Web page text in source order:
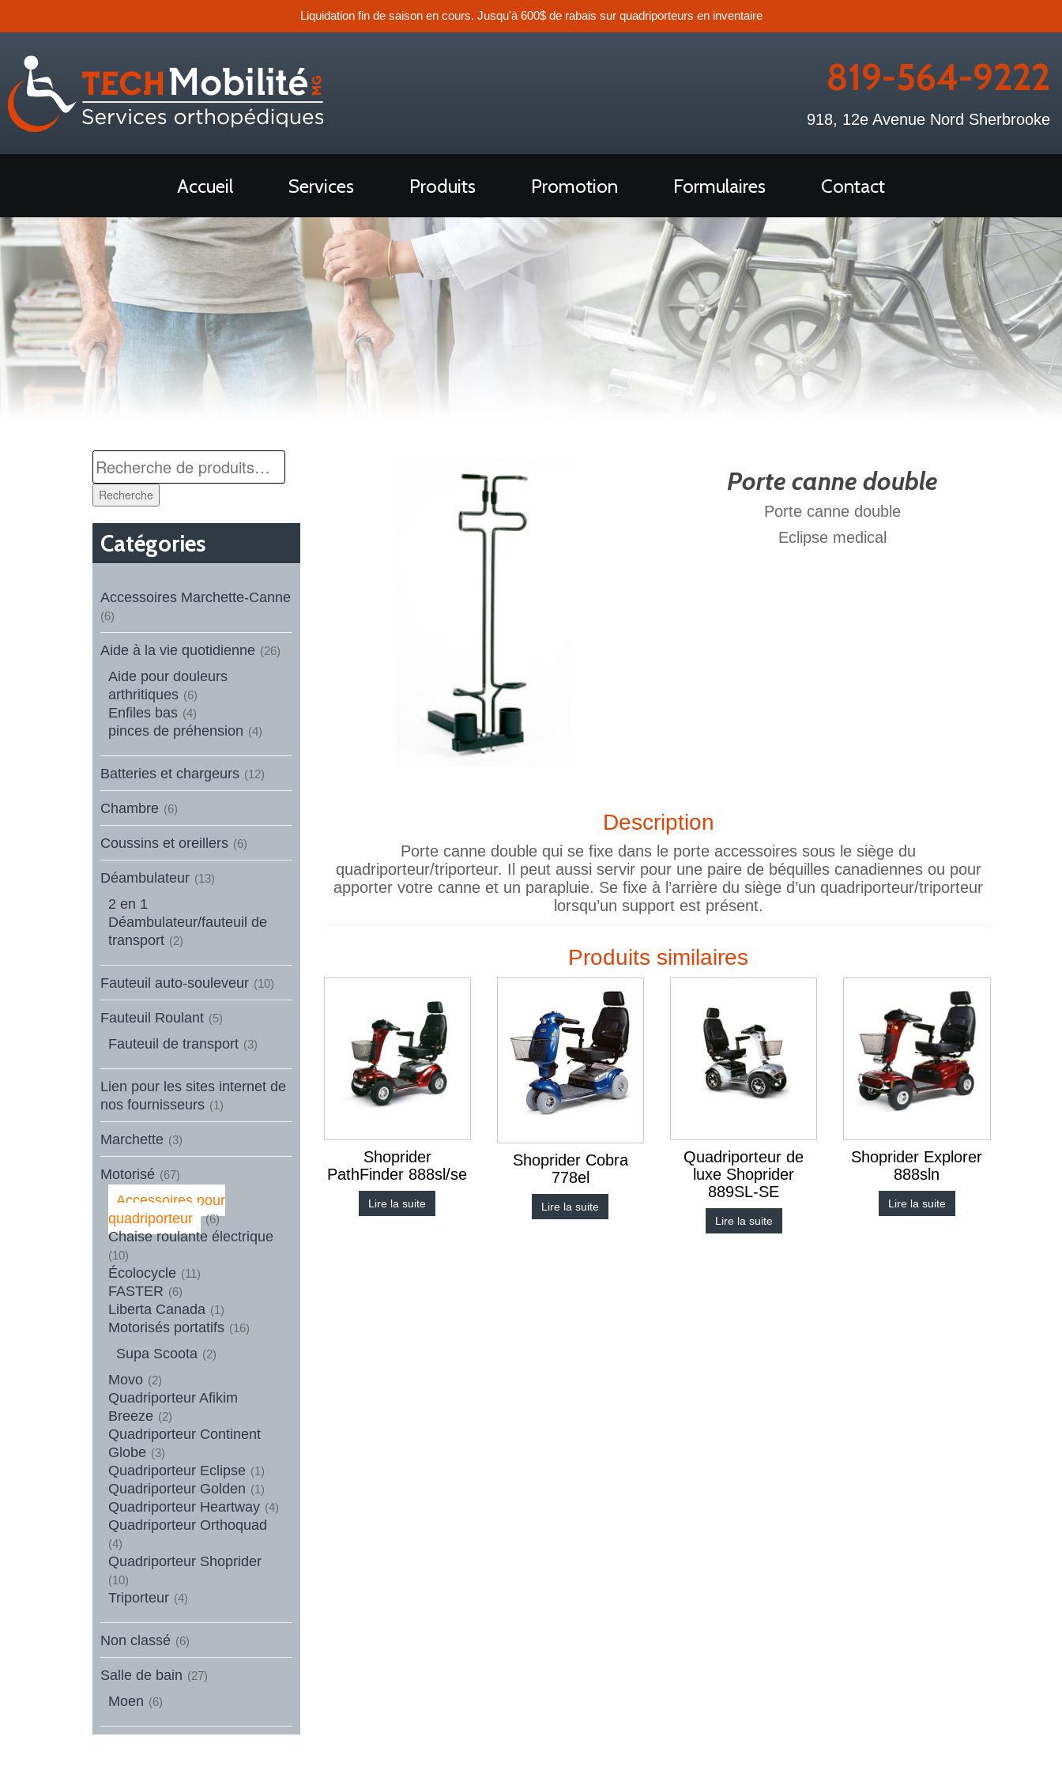
Liquidation fin de saison en cours. Jusqu'à 600$ de rabais sur quadriporteurs en inventaire
819-564-9222
918, 12e Avenue Nord Sherbrooke
Accueil Services Produits Promotion Formulaires Contact
Recherche
Catégories
Accessoires Marchette-Canne
(6)
Aide à la vie quotidienne (26)
Aide pour douleurs
arthritiques (6)
Enfiles bas (4)
pinces de préhension (4)
Batteries et chargeurs (12)
Chambre (6)
Coussins et oreillers (6)
Déambulateur (13)
2 en 1
Déambulateur/fauteuil de
transport (2)
Fauteuil auto-souleveur (10)
Fauteuil Roulant (5)
Fauteuil de transport (3)
Lien pour les sites internet de
nos fournisseurs (1)
Marchette (3)
Motorisé (67)
Accessoires pour
quadriporteur
(6)
Chaise roulante électrique
(10)
Écolocycle (11)
FASTER (6)
Liberta Canada (1)
Motorisés portatifs (16)
Supa Scoota (2)
Movo (2)
Quadriporteur Afikim
Breeze (2)
Quadriporteur Continent
Globe (3)
Quadriporteur Eclipse (1)
Quadriporteur Golden (1)
Quadriporteur Heartway (4)
Quadriporteur Orthoquad
(4)
Quadriporteur Shoprider
(10)
Triporteur (4)
Non classé (6)
Salle de bain (27)
Moen (6)
Porte canne double
Porte canne double
Eclipse medical
Description
Porte canne double qui se fixe dans le porte accessoires sous le siège du
quadriporteur/triporteur. Il peut aussi servir pour une paire de béquilles canadiennes ou pour
apporter votre canne et un parapluie. Se fixe à l’arrière du siège d’un quadriporteur/triporteur
lorsqu’un support est présent.
Produits similaires
Shoprider
PathFinder 888sl/se
Lire la suite
Shoprider Cobra
778el
Lire la suite
Quadriporteur de
luxe Shoprider
889SL-SE
Lire la suite
Shoprider Explorer
888sln
Lire la suite